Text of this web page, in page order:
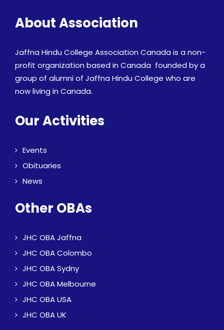
About Association
Jaffna Hindu College Association Canada is a non-
profit organization based in Canada founded by a
group of alumni of Jaffna Hindu College who are
now living in Canada.
Our Activities
Events
Obituaries
News
Other OBAs
JHC OBA Jaffna
JHC OBA Colombo
JHC OBA Sydny
JHC OBA Melbourne
JHC OBA USA
JHC OBA UK